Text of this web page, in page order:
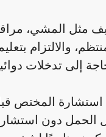
مثل المشي،
استشارة المختص
الحمل دون